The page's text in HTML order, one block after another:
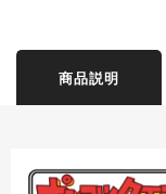
商品説明